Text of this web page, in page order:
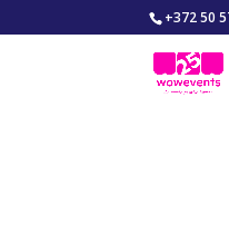
+372 50